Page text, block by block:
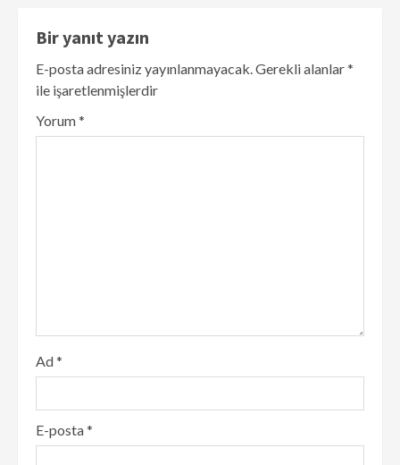
Bir yanıt yazın
E-posta adresiniz yayınlanmayacak.Gerekli alanlar*
ile işaretlenmişlerdir
Yorum*
Ad*
E-posta*